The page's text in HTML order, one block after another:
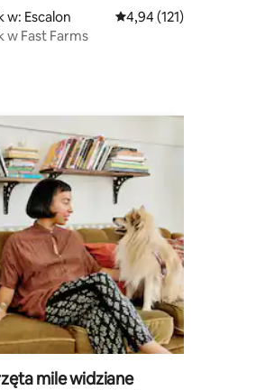
w: Escalon Średnia ocena: 4,94
4,94 (121)
w Fast Farms
mile widziane